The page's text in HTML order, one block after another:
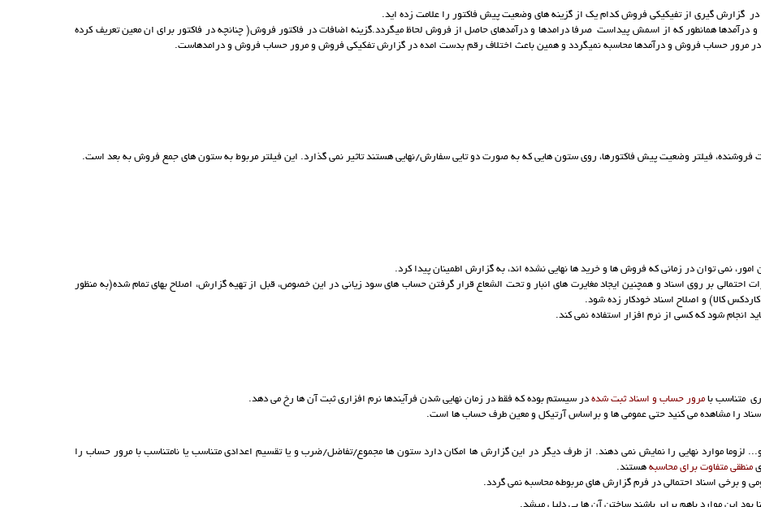
در گزارش گیری از تفیکیکی فروش کدام یک از گزینه های وضعیت پیش فاکتور را علامت زده اید.
و درآمدها همانطور که از اسمش پیداست صرفا درامدها و درآمدهای حاصل از فروش لحاظ میگردد.گزینه اضافات در فاکتور فروش( چنانچه در فاکتور برای ان معین تعریف کرده
در مرور حساب فروش و درآمدها محاسبه نمیگردد و همین باعث اختلاف رقم بدست امده در گزارش تفکیکی فروش و مرور حساب فروش و درامدهاست.
فیلتر وضعیت پیش فاکتورها، روی ستون هایی که به صورت دو تایی سفارش/نهایی هستند تاثیر نمی گذارد. این فیلتر مربوط به ستون های جمع فروش به بعد است.
امور، نمی توان در زمانی که فروش ها و خرید ها نهایی نشده اند، به گزارش اطمینان پیدا کرد.
احتمالی بر روی اسناد و همچنین ایجاد مغایرت های انبار و تحت الشعاع قرار گرفتن حساب های سود زیانی در این خصوص، قبل از تهیه گزارش، اصلاح بهای تمام شده(به منظور
کالا) و اصلاح اسناد خودکار زده شود.
انجام شود که کسی از نرم افزار استفاده نمی کند.
متناسب با مرور حساب و اسناد ثبت شدهدر سیستم بوده که فقط در زمان نهایی شدن فرآیندها نرم افزاری ثبت آن ها رخ می دهد.
را مشاهده می کنید حتی عمومی ها و براساس آرتیکل و معین طرف حساب ها است.
موارد نهایی را نمایش نمی دهند. از طرف دیگر در این گزارش ها امکان دارد ستون ها مجموع/تفاضل/ضرب و یا تقسیم اعدادی متناسب یا نامتناسب با مرور حساب را
منطقی متفاوت برای محاسبههستند.
و برخی اسناد احتمالی در فرم گزارش های مربوطه محاسبه نمی گردد.